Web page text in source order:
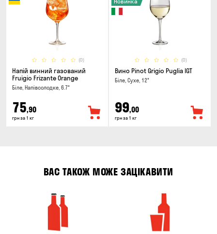
(0)
Напій винний газований
Fruigio Frizante Orange
Біле, Напівсолодке, 6.7°
75,90
грн за 1 кг
(0)
Вино Pinot Grigio Puglia IGT
Біле, Сухе, 12°
99,00
грн за 1 кг
ВАС ТАКОЖ МОЖЕ ЗАЦІКАВИТИ